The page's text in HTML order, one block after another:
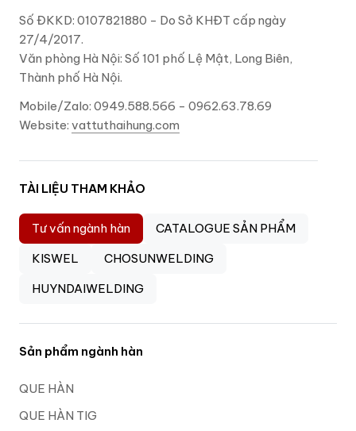
Số ĐKKD: 0107821880 - Do Sở KHĐT cấp ngày
27/4/2017.
Văn phòng Hà Nội: Số 101 phố Lệ Mật, Long Biên,
Thành phố Hà Nội.
Mobile/Zalo: 0949.588.566 - 0962.63.78.69
Website: vattuthaihung.com
TÀI LIỆU THAM KHẢO
Tư vấn ngành hàn
CATALOGUE SẢN PHẨM
KISWEL
CHOSUNWELDING
HUYNDAIWELDING
Sản phẩm ngành hàn
QUE HÀN
QUE HÀN TIG